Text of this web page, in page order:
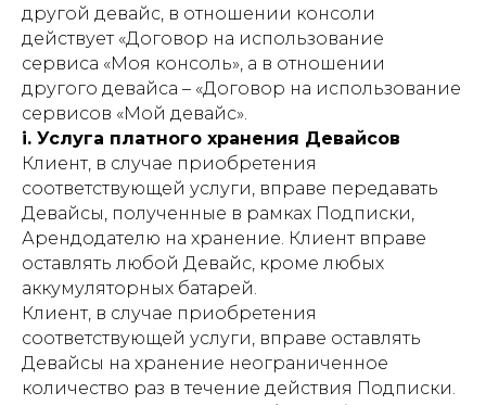
другой девайс, в отношении консоли
действует «Договор на использование
сервиса «Моя консоль», а в отношении
другого девайса – «Договор на использование
сервисов «Мой девайс».
i. Услуга платного хранения Девайсов
Клиент, в случае приобретения
соответствующей услуги, вправе передавать
Девайсы, полученные в рамках Подписки,
Арендодателю на хранение. Клиент вправе
оставлять любой Девайс, кроме любых
аккумуляторных батарей.
Клиент, в случае приобретения
соответствующей услуги, вправе оставлять
Девайсы на хранение неограниченное
количество раз в течение действия Подписки.